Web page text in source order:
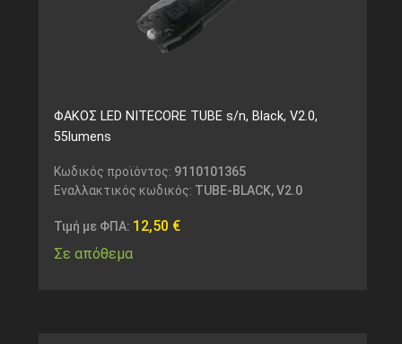
ΦΑΚΟΣ LED NITECORE TUBE s/n, Black, V2.0,
55lumens
Κωδικός προϊόντος: 9110101365
Εναλλακτικός κωδικός: TUBE-BLACK, V2.0
Τιμή με ΦΠΑ: 12,50 €
Σε απόθεμα